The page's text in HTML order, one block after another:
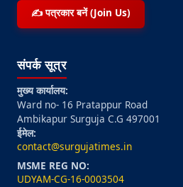
✍️ पत्रकार बनें (Join Us)
संपर्क सूत्र
मुख्य कार्यालय:
Ward no- 16 Pratappur Road
Ambikapur Surguja C.G 497001
ईमेल:
contact@surgujatimes.in
MSME REG NO:
UDYAM-CG-16-0003504